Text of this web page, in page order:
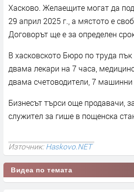
Хасково. Желаещите могат да
29 април 2025 г., а мястото е
Договорът ще е за определен
В хасковското Бюро по труда
двама лекари на 7 часа,
двама счетоводители, 7
Бизнесът търси още продавачи,
служител за гише в пощенска
Източник:Haskovo.NET
Видеа по темата